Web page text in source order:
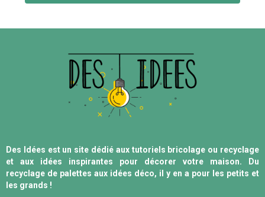
Des Idées est un site dédié aux tutoriels bricolage ou recyclage
et aux idées inspirantes pour décorer votre maison. Du
recyclage de palettes aux idées déco, il y en a pour les petits et
les grands !